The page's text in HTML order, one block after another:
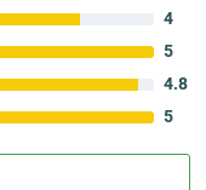
4
5
4.8
5